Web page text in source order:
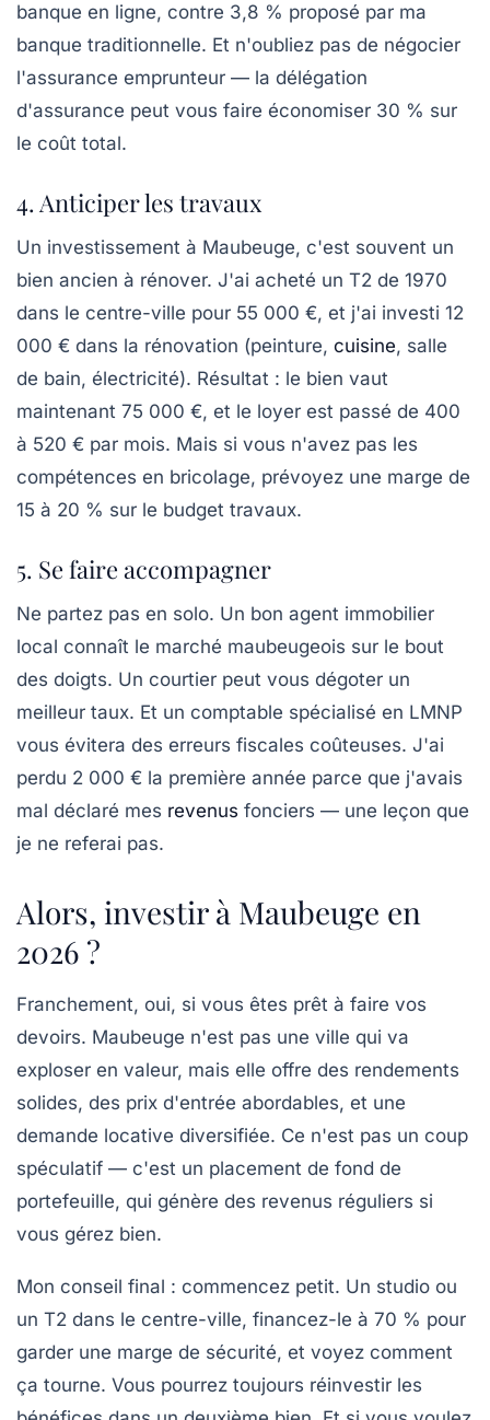
banque en ligne, contre 3,8 % proposé par ma
banque traditionnelle. Et n'oubliez pas de négocier
l'assurance emprunteur — la délégation
d'assurance peut vous faire économiser 30 % sur
le coût total.
4. Anticiper les travaux
Un investissement à Maubeuge, c'est souvent un
bien ancien à rénover. J'ai acheté un T2 de 1970
dans le centre-ville pour 55 000 €, et j'ai investi 12
000 € dans la rénovation (peinture, cuisine, salle
de bain, électricité). Résultat : le bien vaut
maintenant 75 000 €, et le loyer est passé de 400
à 520 € par mois. Mais si vous n'avez pas les
compétences en bricolage, prévoyez une marge de
15 à 20 % sur le budget travaux.
5. Se faire accompagner
Ne partez pas en solo. Un bon agent immobilier
local connaît le marché maubeugeois sur le bout
des doigts. Un courtier peut vous dégoter un
meilleur taux. Et un comptable spécialisé en LMNP
vous évitera des erreurs fiscales coûteuses. J'ai
perdu 2 000 € la première année parce que j'avais
mal déclaré mes revenus fonciers — une leçon que
je ne referai pas.
Alors, investir à Maubeuge en
2026 ?
Franchement, oui, si vous êtes prêt à faire vos
devoirs. Maubeuge n'est pas une ville qui va
exploser en valeur, mais elle offre des rendements
solides, des prix d'entrée abordables, et une
demande locative diversifiée. Ce n'est pas un coup
spéculatif — c'est un placement de fond de
portefeuille, qui génère des revenus réguliers si
vous gérez bien.
Mon conseil final : commencez petit. Un studio ou
un T2 dans le centre-ville, financez-le à 70 % pour
garder une marge de sécurité, et voyez comment
ça tourne. Vous pourrez toujours réinvestir les